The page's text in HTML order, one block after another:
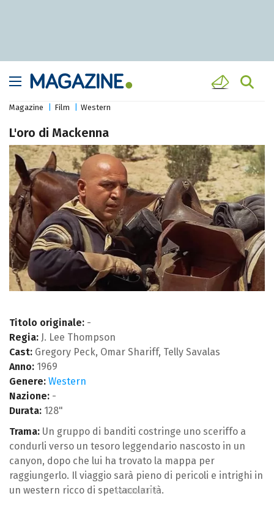
Magazine Film Western
L'oro di Mackenna
Titolo originale: -
Regia: J. Lee Thompson
Cast: Gregory Peck, Omar Shariff, Telly Savalas
Anno: 1969
Genere: Western
Nazione: -
Durata: 128"
Trama: Un gruppo di banditi costringe uno sceriffo a
condurli verso un tesoro leggendario nascosto in un
canyon, dopo che lui ha trovato la mappa per
raggiungerlo. Il viaggio sarà pieno di pericoli e intrighi in
un western ricco di spettacolarità.